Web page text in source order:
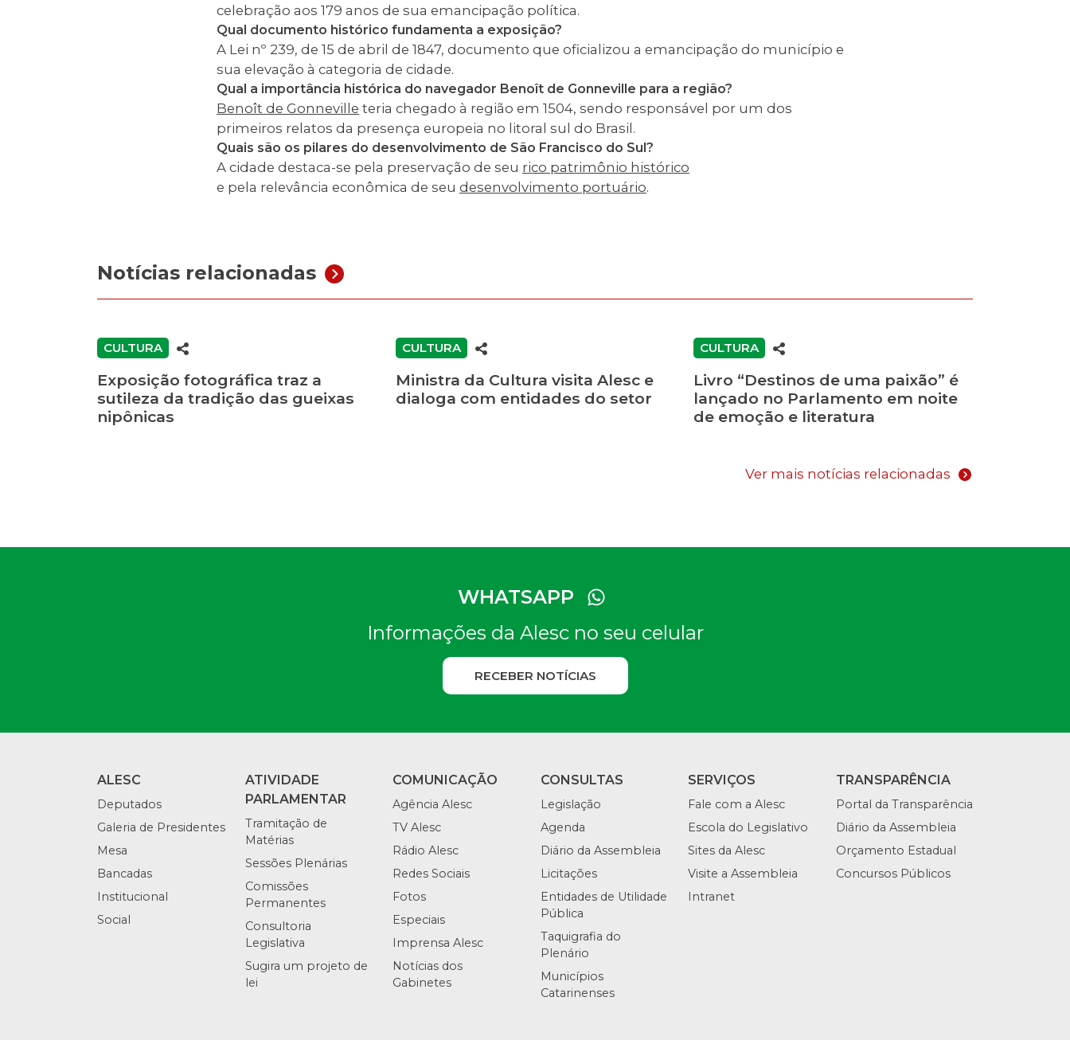
celebração aos 179 anos de sua emancipação política.
Qual documento histórico fundamenta a exposição?
A Lei nº 239, de 15 de abril de 1847, documento que oficializou a emancipação do município e
sua elevação à categoria de cidade.
Qual a importância histórica do navegador Benoît de Gonneville para a região?
Benoît de Gonneville teria chegado à região em 1504, sendo responsável por um dos
primeiros relatos da presença europeia no litoral sul do Brasil.
Quais são os pilares do desenvolvimento de São Francisco do Sul?
A cidade destaca-se pela preservação de seu rico patrimônio histórico
e pela relevância econômica de seu desenvolvimento portuário.
Notícias relacionadas
CULTURA
Exposição fotográfica traz a
sutileza da tradição das gueixas
nipônicas
CULTURA
Ministra da Cultura visita Alesc e
dialoga com entidades do setor
CULTURA
Livro “Destinos de uma paixão” é
lançado no Parlamento em noite
de emoção e literatura
Ver mais notícias relacionadas
WHATSAPP
Informações da Alesc no seu celular
RECEBER NOTÍCIAS
ALESC
Deputados
Galeria de Presidentes
Mesa
Bancadas
Institucional
Social
ATIVIDADE
PARLAMENTAR
Tramitação de
Matérias
Sessões Plenárias
Comissões
Permanentes
Consultoria
Legislativa
Sugira um projeto de
lei
COMUNICAÇÃO
Agência Alesc
TV Alesc
Rádio Alesc
Redes Sociais
Fotos
Especiais
Imprensa Alesc
Notícias dos
Gabinetes
CONSULTAS
Legislação
Agenda
Diário da Assembleia
Licitações
Entidades de Utilidade
Pública
Taquigrafia do
Plenário
Municípios
Catarinenses
SERVIÇOS
Fale com a Alesc
Escola do Legislativo
Sites da Alesc
Visite a Assembleia
Intranet
TRANSPARÊNCIA
Portal da Transparência
Diário da Assembleia
Orçamento Estadual
Concursos Públicos